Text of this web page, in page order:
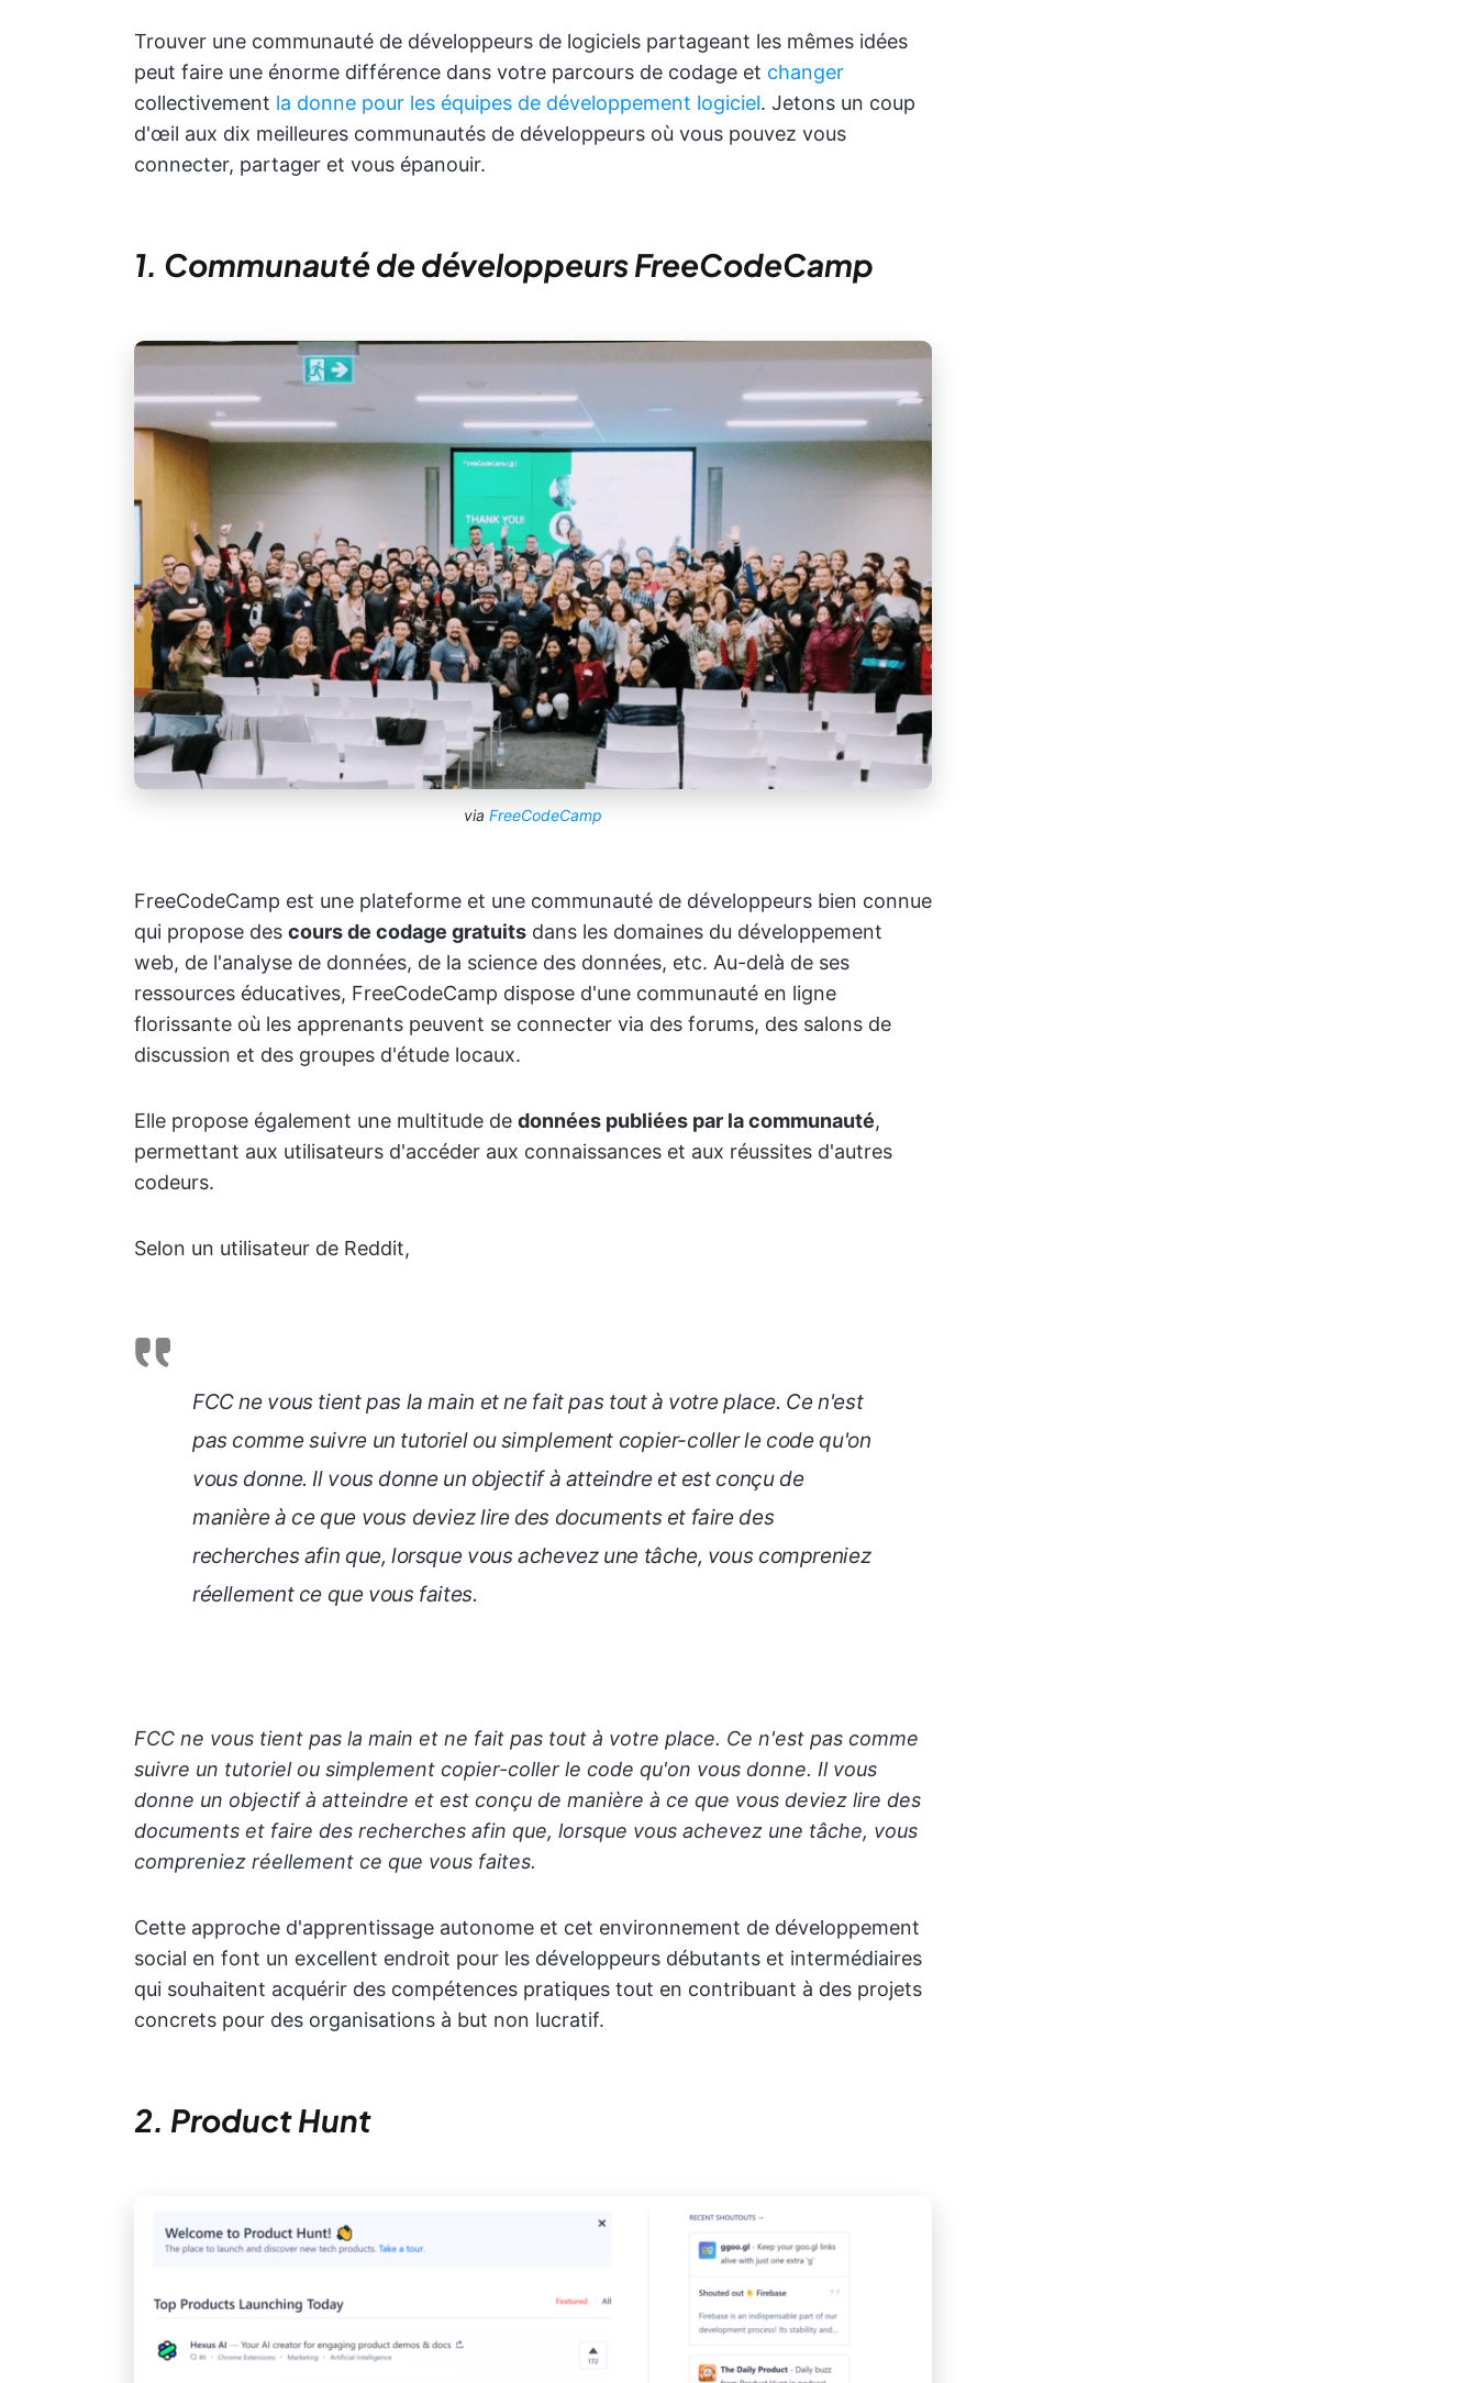
Trouver une communauté de développeurs de logiciels partageant les mêmes idées
peut faire une énorme différence dans votre parcours de codage et changer
collectivement la donne pour les équipes de développement logiciel. Jetons un coup
d'œil aux dix meilleures communautés de développeurs où vous pouvez vous
connecter, partager et vous épanouir.
1. Communauté de développeurs FreeCodeCamp
via FreeCodeCamp
FreeCodeCamp est une plateforme et une communauté de développeurs bien connue
qui propose des cours de codage gratuits dans les domaines du développement
web, de l'analyse de données, de la science des données, etc. Au-delà de ses
ressources éducatives, FreeCodeCamp dispose d'une communauté en ligne
florissante où les apprenants peuvent se connecter via des forums, des salons de
discussion et des groupes d'étude locaux.
Elle propose également une multitude de données publiées par la communauté,
permettant aux utilisateurs d'accéder aux connaissances et aux réussites d'autres
codeurs.
Selon un utilisateur de Reddit,
FCC ne vous tient pas la main et ne fait pas tout à votre place. Ce n'est
pas comme suivre un tutoriel ou simplement copier-coller le code qu'on
vous donne. Il vous donne un objectif à atteindre et est conçu de
manière à ce que vous deviez lire des documents et faire des
recherches afin que, lorsque vous achevez une tâche, vous compreniez
réellement ce que vous faites.
FCC ne vous tient pas la main et ne fait pas tout à votre place. Ce n'est pas comme
suivre un tutoriel ou simplement copier-coller le code qu'on vous donne. Il vous
donne un objectif à atteindre et est conçu de manière à ce que vous deviez lire des
documents et faire des recherches afin que, lorsque vous achevez une tâche, vous
compreniez réellement ce que vous faites.
Cette approche d'apprentissage autonome et cet environnement de développement
social en font un excellent endroit pour les développeurs débutants et intermédiaires
qui souhaitent acquérir des compétences pratiques tout en contribuant à des projets
concrets pour des organisations à but non lucratif.
2. Product Hunt